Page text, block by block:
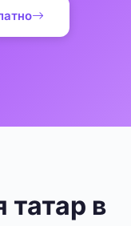
татар в